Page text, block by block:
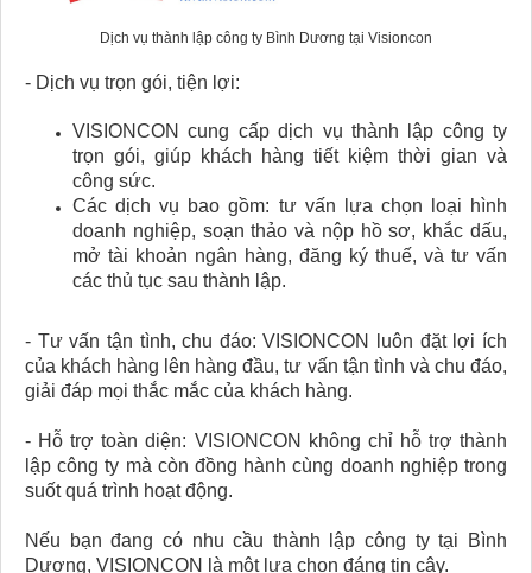
Dịch vụ thành lập công ty Bình Dương tại Visioncon
- Dịch vụ trọn gói, tiện lợi:
VISIONCON cung cấp dịch vụ thành lập công ty
trọn gói, giúp khách hàng tiết kiệm thời gian và
công sức.
Các dịch vụ bao gồm: tư vấn lựa chọn loại hình
doanh nghiệp, soạn thảo và nộp hồ sơ, khắc dấu,
mở tài khoản ngân hàng, đăng ký thuế, và tư vấn
các thủ tục sau thành lập.
- Tư vấn tận tình, chu đáo: VISIONCON luôn đặt lợi ích
của khách hàng lên hàng đầu, tư vấn tận tình và chu đáo,
giải đáp mọi thắc mắc của khách hàng.
- Hỗ trợ toàn diện: VISIONCON không chỉ hỗ trợ thành
lập công ty mà còn đồng hành cùng doanh nghiệp trong
suốt quá trình hoạt động.
Nếu bạn đang có nhu cầu thành lập công ty tại Bình
Dương, VISIONCON là một lựa chọn đáng tin cậy.